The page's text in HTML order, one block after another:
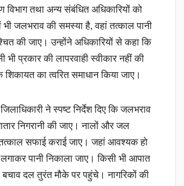
विभाग तथा अन्य संबंधित अधिकारियों को
भी जलभराव की समस्या है, वहां तत्काल पानी
की जाए। उन्होंने अधिकारियों से कहा कि
भी प्रकार की लापरवाही स्वीकार नहीं की
का त्वरित समाधान किया जाए।
जिलाधिकारी ने स्पष्ट निर्देश दिए कि जलभराव
निगरानी की जाए। नालों और जल
तत्काल सफाई कराई जाए। जहां आवश्यक हो
पानी निकाला जाए। किसी भी आपात
बचाव दल तुरंत मौके पर पहुंचे। नागरिकों की